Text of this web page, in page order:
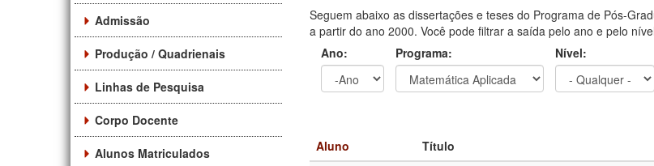
Admissão
Produção / Quadrienais
Linhas de Pesquisa
Corpo Docente
Alunos Matriculados
Seguem abaixo as dissertações e teses do Programa de Pós-
a partir do ano 2000. Você pode filtrar a saída pelo ano e pelo
Ano:
Programa: Nível:
Aluno Título